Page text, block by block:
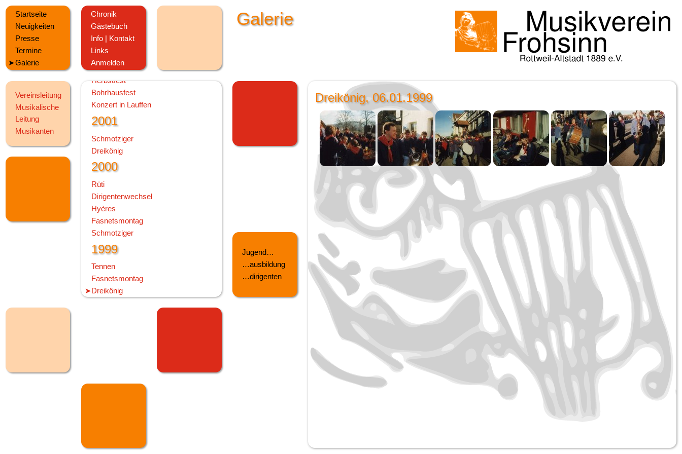
Startseite
Neuigkeiten
Presse
Termine
Galerie
Chronik
Gästebuch
Info | Kontakt
Links
Anmelden
Galerie
Vereinsleitung
Musikalische
Leitung
Musikanten
Jugend…
…ausbildung
…dirigenten
2003
Jahresabschluss
Vorspielabend
Herbstfest
Bohrhausfest
Konzert in Lauffen
2001
Schmotziger
Dreikönig
2000
Rüti
Dirigentenwechsel
Hyères
Fasnetsmontag
Schmotziger
1999
Tennen
Fasnetsmontag
Dreikönig
Dreikönig, 06.01.1999